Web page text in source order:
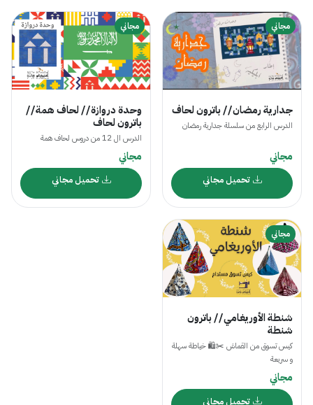
مجاني
جدارية رمضان // باترون لحاف
الدرس الرابع من سلسلة جدارية رمضان
مجاني
تحميل مجاني
مجاني
وحدة دروازة // لحاف همة //
باترون لحاف
الدرس ال 12 من دروس لحاف همة
مجاني
تحميل مجاني
مجاني
شنطة الأوريغامي // باترون
شنطة
كيس تسوق من القماش ✂️🛍 خياطة سهلة
و سريعة
مجاني
تحميل مجاني